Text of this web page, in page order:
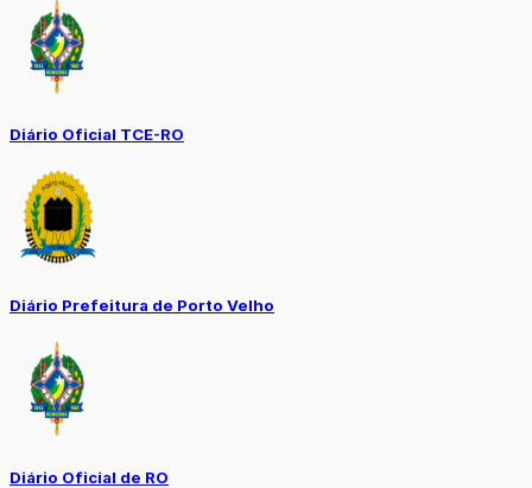
Diário Oficial TCE-RO
Diário Prefeitura de Porto Velho
Diário Oficial de RO